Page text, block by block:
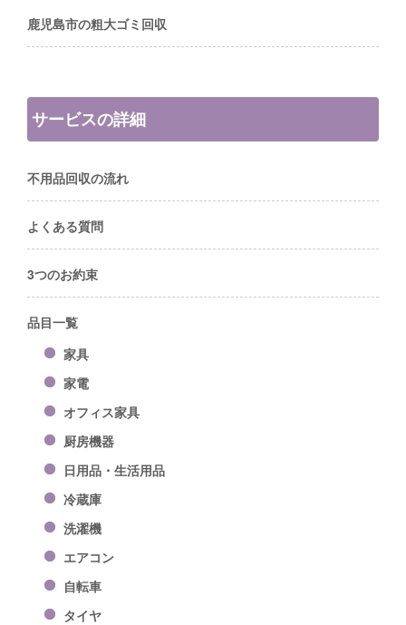
鹿児島市の粗大ゴミ回収
サービスの詳細
不用品回収の流れ
よくある質問
3つのお約束
品目一覧
家具
家電
オフィス家具
厨房機器
日用品・生活用品
冷蔵庫
洗濯機
エアコン
自転車
タイヤ